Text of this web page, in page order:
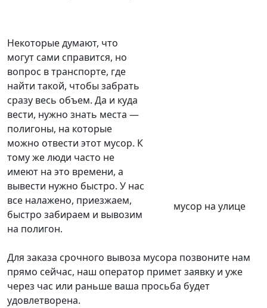
мусор на улице
Некоторые думают, что
могут сами справится, но
вопрос в транспорте, где
найти такой, чтобы забрать
сразу весь объем. Да и куда
вести, нужно знать места —
полигоны, на которые
можно отвести этот мусор. К
тому же люди часто не
имеют на это времени, а
вывести нужно быстро. У нас
все налажено, приезжаем,
быстро забираем и вывозим
на полигон.
Для заказа срочного вывоза мусора позвоните нам
прямо сейчас, наш оператор примет заявку и уже
через час или раньше ваша просьба будет
удовлетворена.